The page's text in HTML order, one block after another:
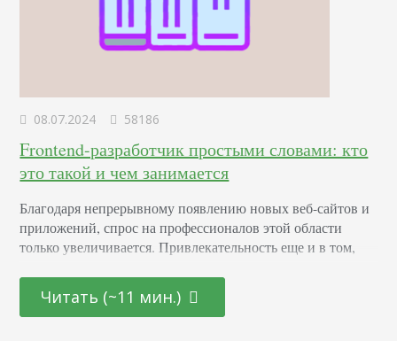
08.07.2024 58186
Frontend-разработчик простыми словами: кто
это такой и чем занимается
Благодаря непрерывному появлению новых веб-сайтов и
приложений, спрос на профессионалов этой области
только увеличивается. Привлекательность еще и в том,
специалистов, так и для тех, кто находится на стадии
переосмысления карьерного пути и готов начать все с
Читать (~11 мин.)